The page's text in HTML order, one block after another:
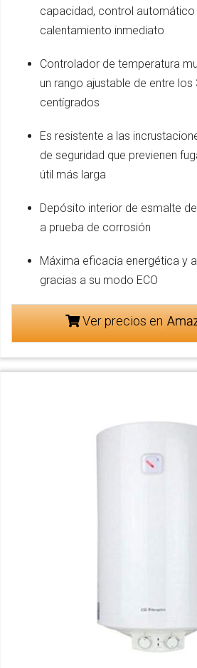
capacidad, control automático
calentamiento inmediato
Controlador de temperatura
un rango ajustable de entre
centígrados
Es resistente a las
de seguridad que previenen
útil más larga
Depósito interior de esmalte
a prueba de corrosión
Máxima eficacia energética y
gracias a su modo ECO
Ver precios en